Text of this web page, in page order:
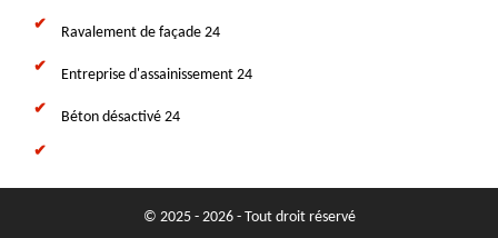
Ravalement de façade 24
Entreprise d'assainissement 24
Béton désactivé 24
© 2025 - 2026 - Tout droit réservé